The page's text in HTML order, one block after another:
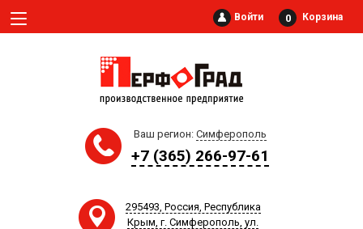
Войти 0 Корзина
Ваш регион: Симферополь
+7 (365) 266-97-61‬
295493, Россия, Республика
Крым, г. Симферополь, ул.